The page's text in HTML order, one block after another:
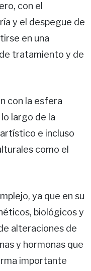
con el
y el despegue de
en una
tratamiento y de
con la esfera
largo de la
e incluso
como el
ya que en su
biológicos y
alteraciones de
y hormonas que
importante